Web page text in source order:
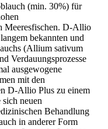
(min. 30%) für
Meeresfischen. D-Allio
bekannten und
(Allium sativum
Verdauungsprozesse
ausgewogene
mit den
D-Allio Plus zu einem
neuen
Behandlung
in anderer Form